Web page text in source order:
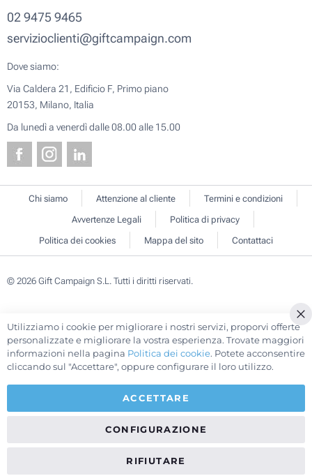
02 9475 9465
servizioclienti@giftcampaign.com
Dove siamo:
Via Caldera 21, Edificio F, Primo piano
20153, Milano, Italia
Da lunedì a venerdì dalle 08.00 alle 15.00
Chi siamo Attenzione al cliente
Termini e condizioni
Avvertenze Legali
Politica di privacy
Politica dei cookies
Mappa del sito Contattaci
© 2026 Gift Campaign S.L. Tutti i diritti riservati.
Utilizziamo i cookie per migliorare i nostri servizi, proporvi offerte
personalizzate e migliorare la vostra esperienza. Trovate maggiori
informazioni nella pagina Politica dei cookie. Potete acconsentire
cliccando sul "Accettare", oppure configurare il loro utilizzo.
ACCETTARE
CONFIGURAZIONE
RIFIUTARE